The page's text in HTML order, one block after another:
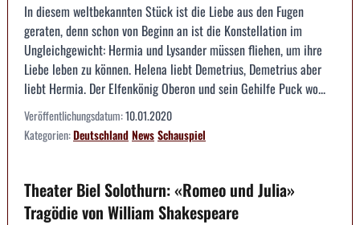
In diesem weltbekannten Stück ist die Liebe aus den Fugen
geraten, denn schon von Beginn an ist die Konstellation im
Ungleichgewicht: Hermia und Lysander müssen fliehen, um ihre
Liebe leben zu können. Helena liebt Demetrius, Demetrius aber
liebt Hermia. Der Elfenkönig Oberon und sein Gehilfe Puck wo...
Veröffentlichungsdatum:10.01.2020
Kategorien:DeutschlandNewsSchauspiel
Theater Biel Solothurn: «Romeo und Julia»
Tragödie von William Shakespeare